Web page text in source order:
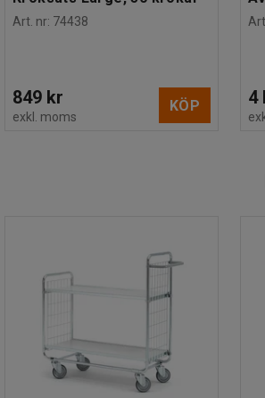
Art. nr: 74438
849 kr
exkl. moms
KÖP 4